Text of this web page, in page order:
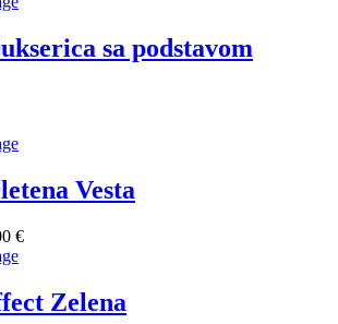
22,00 €
do
sa podstavom
Vesta
€Raspon
39,00 €
do Zelena